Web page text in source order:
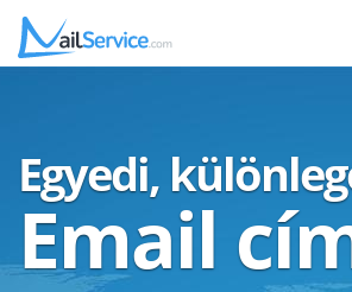
Egyedi,
Email